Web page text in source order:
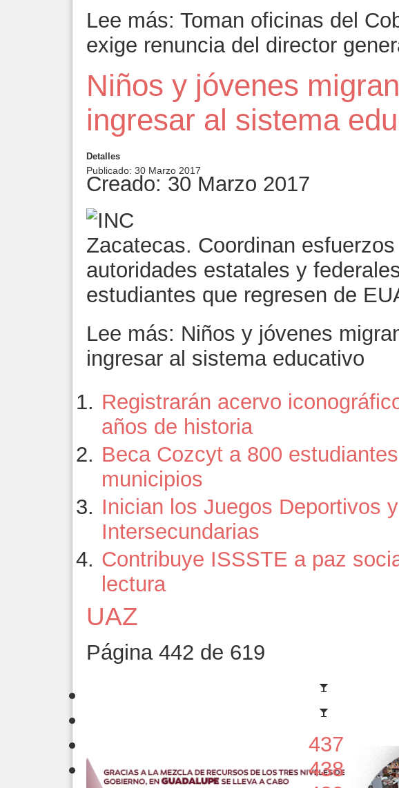
Lee más: Toman oficinas del
exige renuncia del director
Niños y jóvenes
ingresar al sistema
Detalles
Publicado: 30 Marzo 2017
Creado: 30 Marzo 2017
Zacatecas. Coordinan esfuerzos
autoridades estatales y
estudiantes que regresen de
Lee más: Niños y jóvenes
ingresar al sistema educativo
Registrarán acervo
años de historia
Beca Cozcyt a 800
municipios
Inician los Juegos Deportivos
Intersecundarias
Contribuye ISSSTE a paz
lectura
UAZ
Página 442 de 619
437
438